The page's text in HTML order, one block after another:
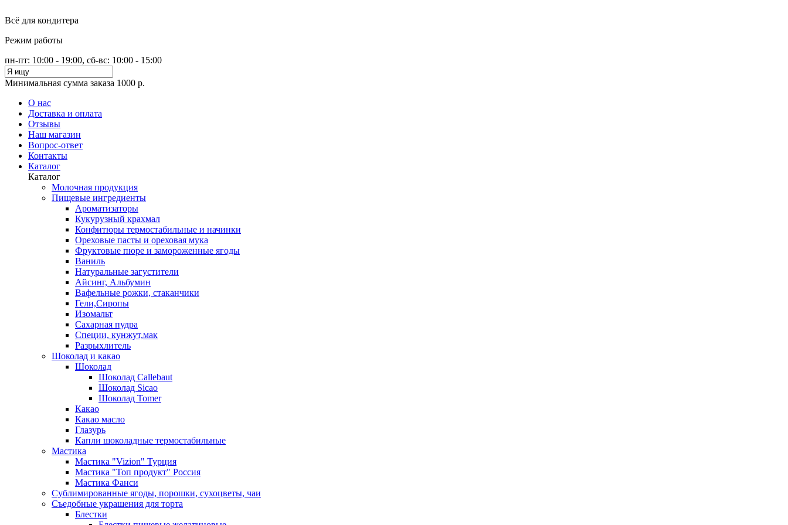
Всё для кондитера
Режим работы
пн-пт: 10:00 - 19:00, сб-вс: 10:00 - 15:00
Минимальная сумма заказа 1000 р.
О нас
Доставка и оплата
Отзывы
Наш магазин
Вопрос-ответ
Контакты
Каталог
Каталог
Молочная продукция
Пищевые ингредиенты
Ароматизаторы
Кукурузный крахмал
Конфитюры термостабильные и начинки
Ореховые пасты и ореховая мука
Фруктовые пюре и замороженные ягоды
Ваниль
Натуральные загустители
Айсинг, Альбумин
Вафельные рожки, стаканчики
Гели,Сиропы
Изомальт
Сахарная пудра
Специи, кунжут,мак
Разрыхлитель
Шоколад и какао
Шоколад
Шоколад Callebaut
Шоколад Sicao
Шоколад Tomer
Какао
Какао масло
Глазурь
Капли шоколадные термостабильные
Мастика
Мастика "Vizion" Турция
Мастика "Топ продукт" Россия
Мастика Фанси
Сублимированные ягоды, порошки, сухоцветы, чаи
Съедобные украшения для торта
Блестки